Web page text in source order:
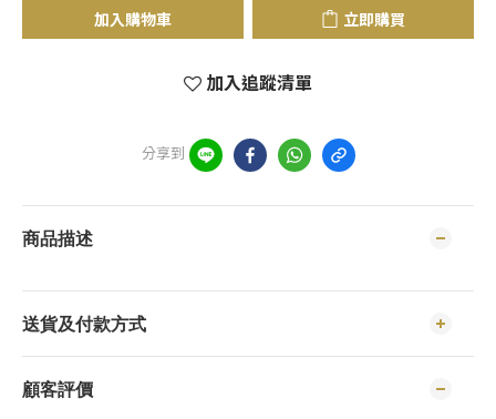
加入購物車 立即購買
加入追蹤清單
分享到
商品描述
送貨及付款方式
顧客評價